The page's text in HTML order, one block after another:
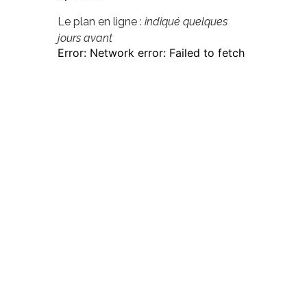
Le plan en ligne : indiqué quelques
jours avant